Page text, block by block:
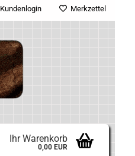
Kundenlogin Merkzettel
Ihr Warenkorb
0,00 EUR